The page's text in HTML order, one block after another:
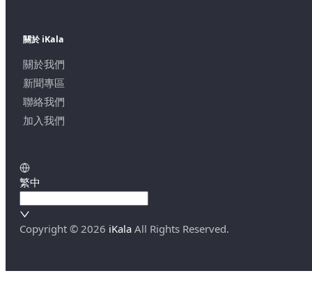
關於 iKala
關於我們
新聞專區
聯絡我們
加入我們
繁中
Copyright © 2026 iKala All Rights Reserved.